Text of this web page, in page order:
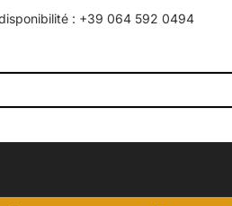
: +39 064 592 0494